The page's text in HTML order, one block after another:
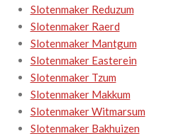
Slotenmaker Reduzum
Slotenmaker Raerd
Slotenmaker Mantgum
Slotenmaker Easterein
Slotenmaker Tzum
Slotenmaker Makkum
Slotenmaker Witmarsum
Slotenmaker Bakhuizen